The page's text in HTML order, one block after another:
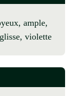
violette